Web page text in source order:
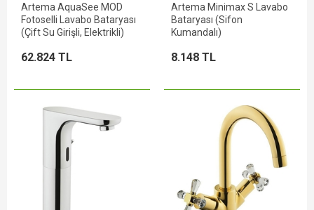
Artema AquaSee MOD
Fotoselli Lavabo Bataryası
(Çift Su Girişli, Elektrikli)
62.824 TL
Artema Minimax S Lavabo
Bataryası (Sifon
Kumandalı)
8.148 TL